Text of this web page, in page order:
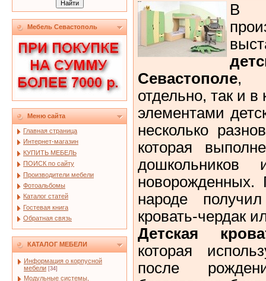
Мебель Севастополь
Меню сайта
Главная страница
Интернет-магазин
КУПИТЬ МЕБЕЛЬ
ПОИСК по сайту
Производители мебели
Фотоальбомы
Каталог статей
Гостевая книга
Обратная связь
КАТАЛОГ МЕБЕЛИ
Информация о корпусной
мебели [34]
Модульные системы,
В
Севастополе,
отдельно, так и
элементами
несколько
которая
новорожденных.
народе
кровать-чердак
Детская
которая
после